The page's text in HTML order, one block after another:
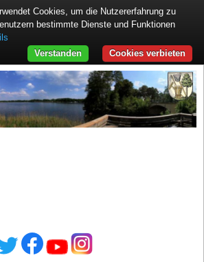
Cookies, um die Nutzererfahrung zu
bestimmte Dienste und Funktionen
Cookies verbieten
Verstanden